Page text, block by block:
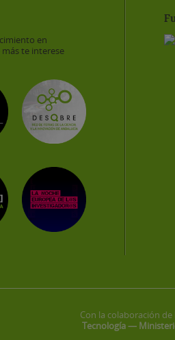
en
te interese
Con la colaboración de
Tecnología —